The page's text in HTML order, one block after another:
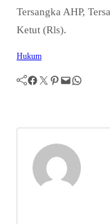
Tersangka AHP,
Ketut (Rls).
Hukum
Facebook Twitter Pinterest Mail WhatsApp